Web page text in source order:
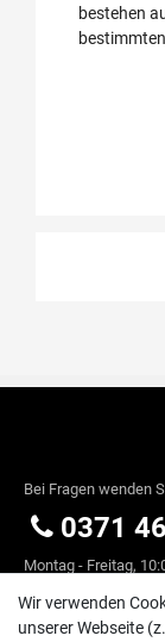
bestehen
Bei Fragen wenden
0371
Montag - Freitag,
Wir verwenden
unserer Webseite